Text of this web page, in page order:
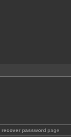
recover password page